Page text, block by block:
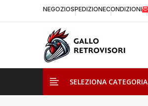
NEGOZIOSPEDIZIONECONDIZIONI
SELEZIONA CATEGORIA